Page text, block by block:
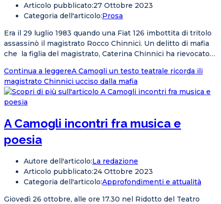
Articolo pubblicato:27 Ottobre 2023
Categoria dell'articolo:Prosa
Era il 29 luglio 1983 quando una Fiat 126 imbottita di tritolo
assassinò il magistrato Rocco Chinnici. Un delitto di mafia
che la figlia del magistrato, Caterina Chinnici ha rievocato…
Continua a leggereA Camogli un testo teatrale ricorda ili
magistrato Chinnici ucciso dalla mafia
A Camogli incontri fra musica e
poesia
Autore dell'articolo:La redazione
Articolo pubblicato:24 Ottobre 2023
Categoria dell'articolo:Approfondimenti e attualità
Giovedì 26 ottobre, alle ore 17.30 nel Ridotto del Teatro